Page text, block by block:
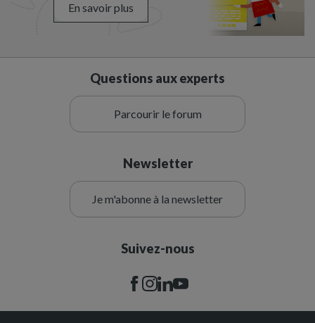
En savoir plus
Questions aux experts
Parcourir le forum
Newsletter
Je m'abonne à la newsletter
Suivez-nous